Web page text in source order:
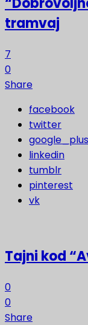
tramvaj
7
0
Share
facebook
twitter
google_plus
linkedin
tumblr
pinterest
vk
Tajni kod
0
0
Share